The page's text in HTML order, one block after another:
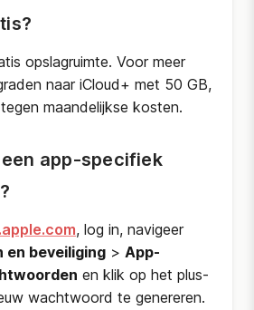
opslagruimte. Voor meer
naar iCloud+ met 50 GB,
maandelijkse kosten.
app-specifiek
, log in, navigeer
en beveiliging > App-
en klik op het plus-
wachtwoord te genereren.